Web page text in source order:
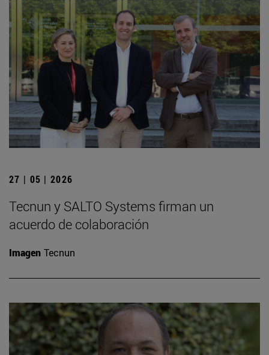
27 | 05 | 2026
Tecnun y SALTO Systems firman un
acuerdo de colaboración
Imagen Tecnun